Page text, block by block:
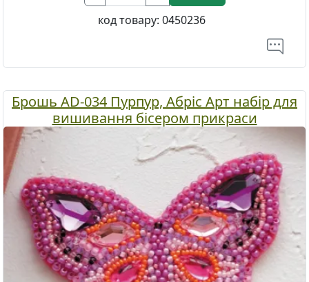
код товару: 0450236
Брошь AD-034 Пурпур, Абріс Арт набір для
вишивання бісером прикраси